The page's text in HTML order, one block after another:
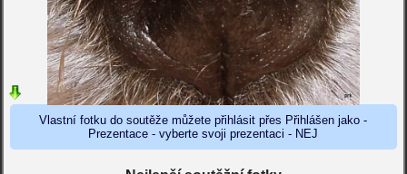
Vlastní fotku do soutěže můžete přihlásit přes Přihlášen jako -
Prezentace - vyberte svoji prezentaci - NEJ